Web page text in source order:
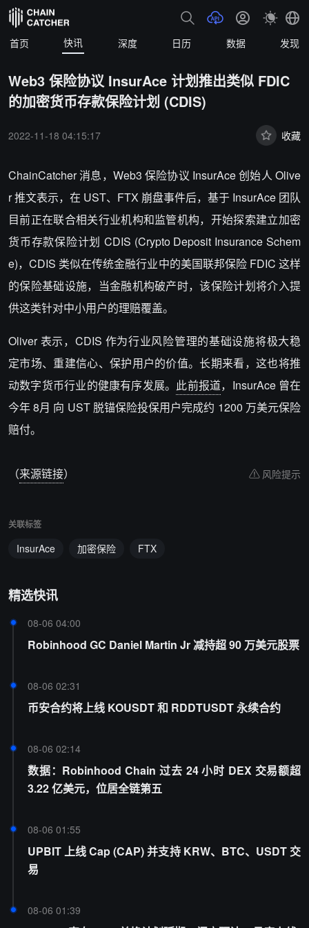
首页 快讯 深度 日历 数据 发现
Web3 保险协议 InsurAce 计划推出类似 FDIC
的加密货币存款保险计划 (CDIS)
2022-11-18 04:15:17 收藏
ChainCatcher 消息，Web3 保险协议 InsurAce 创始人 Olive
r 推文表示，在 UST、FTX 崩盘事件后，基于 InsurAce 团队
目前正在联合相关行业机构和监管机构，开始探索建立加密
货币存款保险计划 CDIS (Crypto Deposit Insurance Schem
e)，CDIS 类似在传统金融行业中的美国联邦保险 FDIC 这样
的保险基础设施，当金融机构破产时，该保险计划将介入提
供这类针对中小用户的理赔覆盖。
Oliver 表示，CDIS 作为行业风险管理的基础设施将极大稳
定市场、重建信心、保护用户的价值。长期来看，这也将推
动数字货币行业的健康有序发展。 此前报道，InsurAce 曾在
今年 8月 向 UST 脱锚保险投保用户完成约 1200 万美元保险
赔付。
（来源链接） 风险提示
关联标签
InsurAce 加密保险 FTX
精选快讯
08-06 04:00
Robinhood GC Daniel Martin Jr 减持超 90 万美元股票
08-06 02:31
币安合约将上线 KOUSDT 和 RDDTUSDT 永续合约
08-06 02:14
数据：Robinhood Chain 过去 24 小时 DEX 交易额超
3.22 亿美元，位居全链第五
08-06 01:55
UPBIT 上线 Cap (CAP) 并支持 KRW、BTC、USDT 交
易
08-06 01:39